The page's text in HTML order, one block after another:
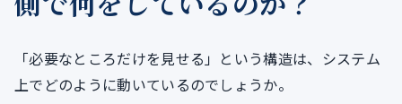
「必要なところだけを見せる」という構造は、システム
上でどのように動いているのでしょうか。